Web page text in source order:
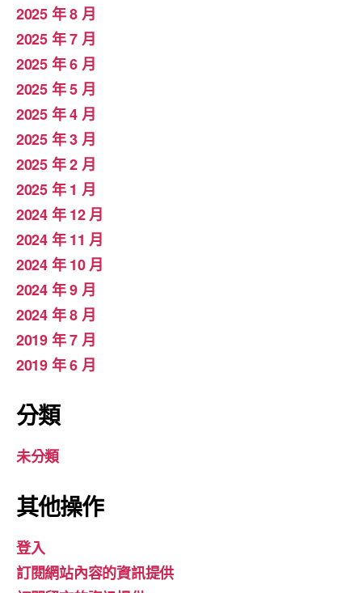
2025 年 8 月
2025 年 7 月
2025 年 6 月
2025 年 5 月
2025 年 4 月
2025 年 3 月
2025 年 2 月
2025 年 1 月
2024 年 12 月
2024 年 11 月
2024 年 10 月
2024 年 9 月
2024 年 8 月
2019 年 7 月
2019 年 6 月
分類
未分類
其他操作
登入
訂閱網站內容的資訊提供